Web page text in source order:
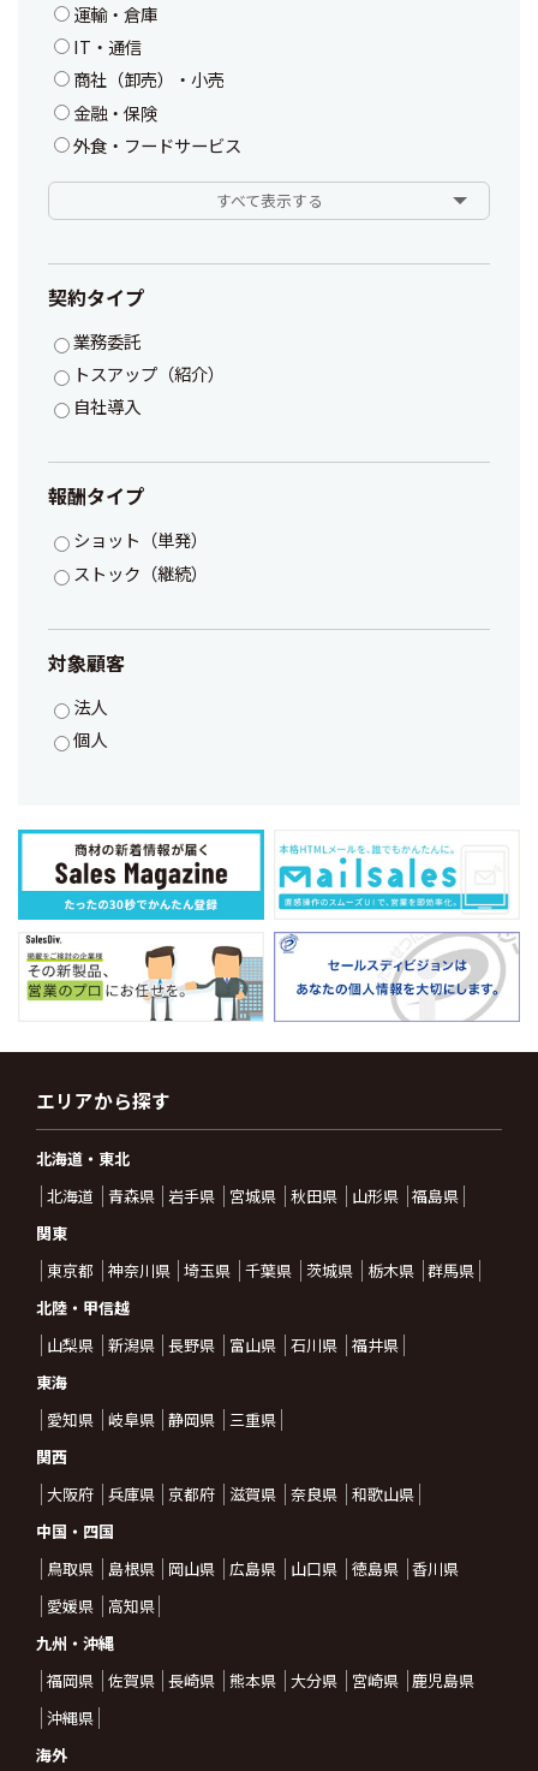
運輸・倉庫
IT・通信
商社（卸売）・小売
金融・保険
外食・フードサービス
すべて表示する
契約タイプ
業務委託
トスアップ（紹介）
自社導入
報酬タイプ
ショット（単発）
ストック（継続）
対象顧客
法人
個人
エリアから探す
北海道・東北
北海道
青森県 岩手県 宮城県 秋田県 山形県
福島県
関東
東京都
神奈川県 埼玉県 千葉県 茨城県 栃木県
群馬県
北陸・甲信越
山梨県
新潟県 長野県 富山県 石川県
福井県
東海
愛知県
岐阜県 静岡県
三重県
関西
大阪府
兵庫県 京都府 滋賀県 奈良県
和歌山県
中国・四国
鳥取県
島根県 岡山県 広島県 山口県 徳島県
香川県
愛媛県
高知県
九州・沖縄
福岡県
佐賀県 長崎県 熊本県 大分県 宮崎県
鹿児島県
沖縄県
海外